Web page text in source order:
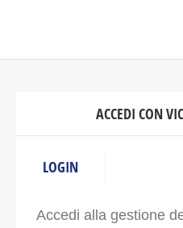
ACCEDI CON
LOGIN
Accedi alla gestione